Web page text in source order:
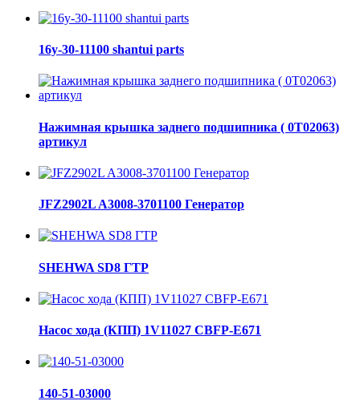
16y-30-11100 shantui parts
Нажимная крышка заднего подшипника ( 0Т02063)
артикул
JFZ2902L A3008-3701100 Генератор
SHEHWA SD8 ГТР
Насос хода (КПП) 1V11027 CBFP-E671
140-51-03000